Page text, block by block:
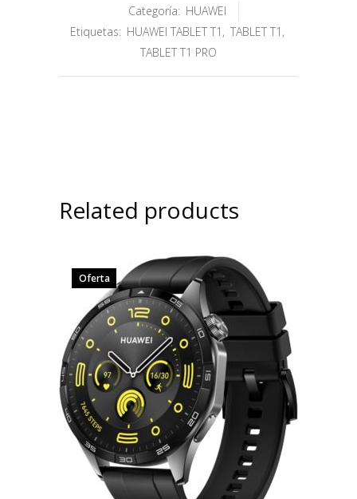
Categoría: HUAWEI
Etiquetas: HUAWEI TABLET T1 , TABLET T1 ,
TABLET T1 PRO
Related products
Oferta